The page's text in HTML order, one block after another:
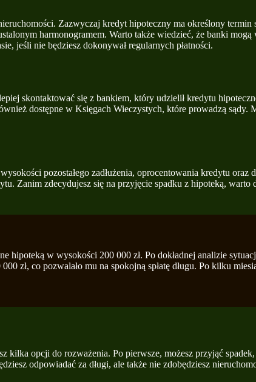
Zazwyczaj kredyt hipoteczny ma określony
harmonogramem. Warto także wiedzieć, że banki
jeśli nie będziesz dokonywał regularnych płatności.
skontaktować się z bankiem, który udzielił kredytu
dostępne w Księgach Wieczystych, które prowadzą
pozostałego zadłużenia, oprocentowania kredytu oraz
Zanim zdecydujesz się na przyjęcie spadku z hipoteką,
hipoteką w wysokości 200 000 zł. Po dokładnej analizie
zł, co pozwalało mu na spokojną spłatę długu. Po kilku
kilka opcji do rozważenia. Po pierwsze, możesz przyjąć
odpowiadać za długi, ale także nie zdobędziesz